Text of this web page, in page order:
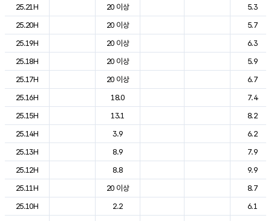
25.21H
20 이상
5.3
25.20H
20 이상
5.7
25.19H
20 이상
6.3
25.18H
20 이상
5.9
25.17H
20 이상
6.7
25.16H
18.0
7.4
25.15H
13.1
8.2
25.14H
3.9
6.2
25.13H
8.9
7.9
25.12H
8.8
9.9
25.11H
20 이상
8.7
25.10H
2.2
6.1